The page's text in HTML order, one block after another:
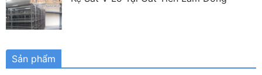
Sản phẩm